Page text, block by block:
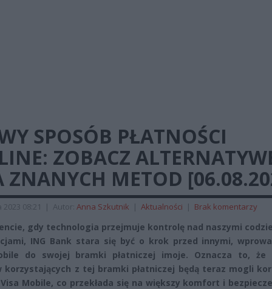
SPOSÓB PŁATNOŚCI
ZOBACZ
ZNANYCH METOD
08:21 | Autor: Anna Szkutnik | Aktualności | Brak komentarzy
gdy technologia przejmuje kontrolę nad naszymi
ING Bank stara się być o krok przed innymi,
do swojej bramki płatniczej imoje. Oznacza to, że
korzystających z tej bramki płatniczej będą teraz mogli
Visa Mobile, co przekłada się na większy komfort i